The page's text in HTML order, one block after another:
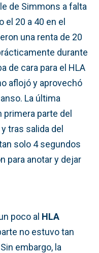
de Simmons a falta
el 20 a 40 en el
una renta de 20
durante
de cara para el HLA
aflojó y aprovechó
La última
primera parte del
tras salida del
solo 4 segundos
para anotar y dejar
poco al HLA
no estuvo tan
embargo, la